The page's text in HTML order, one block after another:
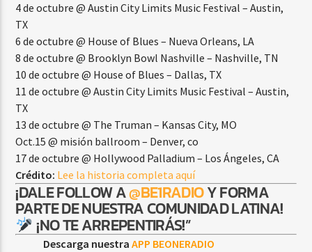
4 de octubre @ Austin City Limits Music Festival – Austin,
TX
6 de octubre @ House of Blues – Nueva Orleans, LA
8 de octubre @ Brooklyn Bowl Nashville – Nashville, TN
10 de octubre @ House of Blues – Dallas, TX
11 de octubre @ Austin City Limits Music Festival – Austin,
TX
13 de octubre @ The Truman – Kansas City, MO
Oct.15 @ misión ballroom – Denver, co
17 de octubre @ Hollywood Palladium – Los Ángeles, CA
Crédito: Lee la historia completa aquí
¡DALE FOLLOW A@BE1RADIOY FORMA
PARTE DE NUESTRA COMUNIDAD LATINA!
¡NO TE ARREPENTIRÁS!”
Descarga nuestraAPP BEONERADIO